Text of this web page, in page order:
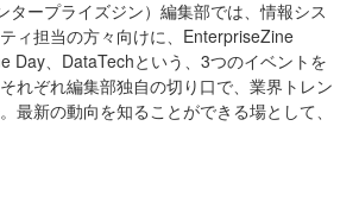
タープライズジン）編集部では、情報シス
ィ担当の方々向けに、EnterpriseZine
Day、DataTechという、3つのイベントを
れぞれ編集部独自の切り口で、業界トレン
最新の動向を知ることができる場として、